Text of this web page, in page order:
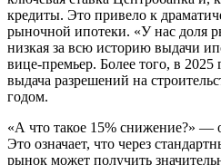
кредиты. Это привело к
рыночной ипотеки. «У нас доля
низкая за всю историю выдачи
вице-премьер. Более того, в 2025
выдача разрешений на
годом.
«А что такое 15% снижение?» —
Это означает, что через
рынок может получить